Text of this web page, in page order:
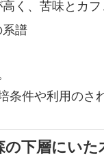
高く、苦味とカ
譜
条件や利用のさ
下層にいた